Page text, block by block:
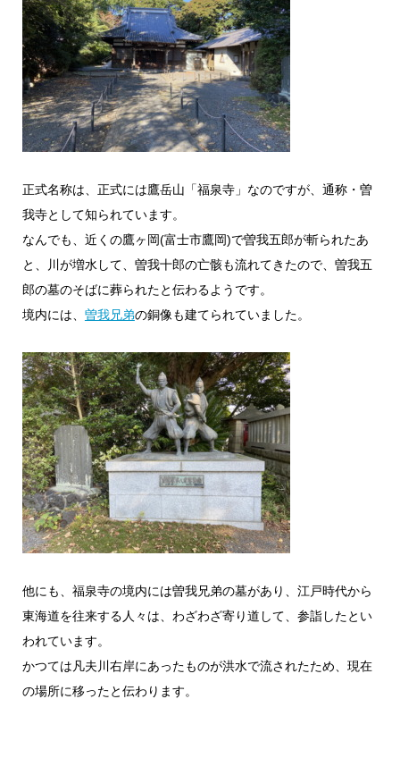
正式名称は、正式には鷹岳山「福泉寺」なのですが、通称・曽
我寺として知られています。
なんでも、近くの鷹ヶ岡(富士市鷹岡)で曽我五郎が斬られたあ
と、川が増水して、曽我十郎の亡骸も流れてきたので、曽我五
郎の墓のそばに葬られたと伝わるようです。
境内には、 曽我兄弟の銅像も建てられていました。
他にも、福泉寺の境内には曽我兄弟の墓があり、江戸時代から
東海道を往来する人々は、わざわざ寄り道して、参詣したとい
われています。
かつては凡夫川右岸にあったものが洪水で流されたため、現在
の場所に移ったと伝わります。